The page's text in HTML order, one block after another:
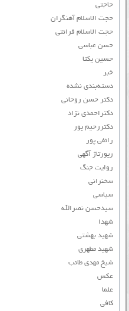
حاجتی
حجت الاسلام آهنگران
حجت الاسلام قرائتی
حسن عباسی
حسین یکتا
خبر
دسته‌بندی نشده
دکتر حسن روحانی
دکتراحمدی نژاد
دکتررحیم پور
رائفی پور
رپورتاژ آگهی
روایت جنگ
سخنرانی
سیاسی
سیدحسن نصرالله
شهدا
شهید بهشتی
شهید مطهری
شیخ مهدی طائب
عکس
علما
کافی